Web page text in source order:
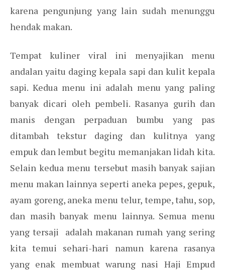
karena pengunjung yang lain sudah menunggu
hendak makan.
Tempat kuliner viral ini menyajikan menu
andalan yaitu daging kepala sapi dan kulit kepala
sapi. Kedua menu ini adalah menu yang paling
banyak dicari oleh pembeli. Rasanya gurih dan
manis dengan perpaduan bumbu yang pas
ditambah tekstur daging dan kulitnya yang
empuk dan lembut begitu memanjakan lidah kita.
Selain kedua menu tersebut masih banyak sajian
menu makan lainnya seperti aneka pepes, gepuk,
ayam goreng, aneka menu telur, tempe, tahu, sop,
dan masih banyak menu lainnya. Semua menu
yang tersaji adalah makanan rumah yang sering
kita temui sehari-hari namun karena rasanya
yang enak membuat warung nasi Haji Empud